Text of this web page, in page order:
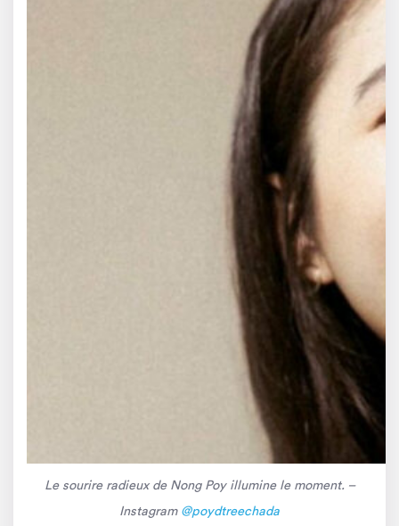
Le sourire radieux de Nong Poy illumine le moment. –
Instagram @poydtreechada